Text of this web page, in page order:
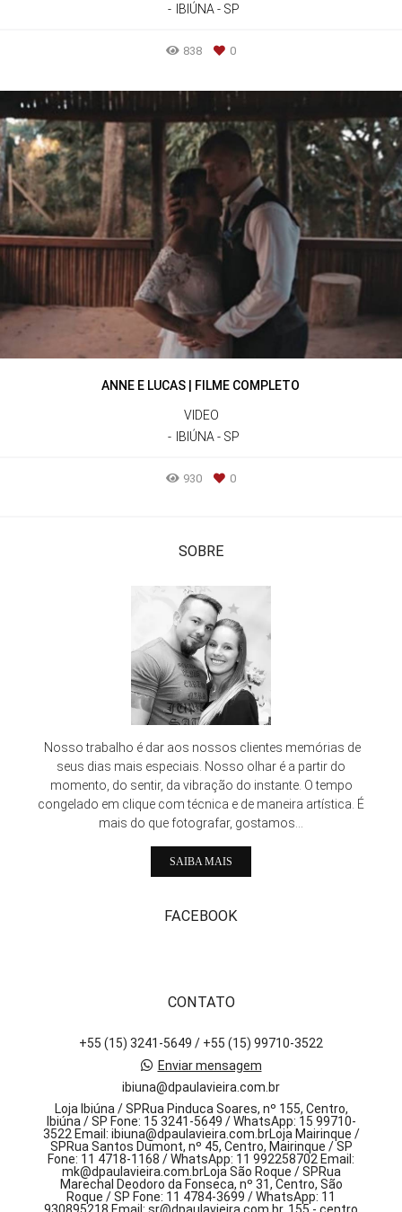
IBIÚNA - SP
838 0
ANNE E LUCAS | FILME COMPLETO
VIDEO
IBIÚNA - SP
930 0
SOBRE
Nosso trabalho é dar aos nossos clientes memórias de
seus dias mais especiais. Nosso olhar é a partir do
momento, do sentir, da vibração do instante. O tempo
congelado em clique com técnica e de maneira artística. É
mais do que fotografar, gostamos...
SAIBA MAIS
FACEBOOK
CONTATO
+55 (15) 3241-5649 / +55 (15) 99710-3522
Enviar mensagem
ibiuna@dpaulavieira.com.br
Loja Ibiúna / SPRua Pinduca Soares, nº 155, Centro,
Ibiúna / SP Fone: 15 3241-5649 / WhatsApp: 15 99710-
3522 Email: ibiuna@dpaulavieira.com.brLoja Mairinque /
SPRua Santos Dumont, nº 45, Centro, Mairinque / SP
Fone: 11 4718-1168 / WhatsApp: 11 992258702 Email:
mk@dpaulavieira.com.brLoja São Roque / SPRua
Marechal Deodoro da Fonseca, nº 31, Centro, São
Roque / SP Fone: 11 4784-3699 / WhatsApp: 11